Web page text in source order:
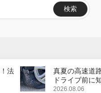
検索
法
真夏の高速道
ドライブ前に
2026.08.06